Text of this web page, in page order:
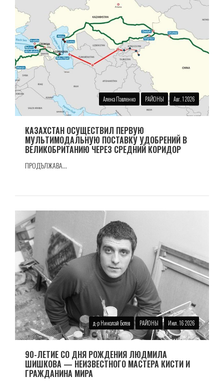
Алена Павленко РАЙОНЫ Авг. 1 2026
КАЗАХСТАН ОСУЩЕСТВИЛ ПЕРВУЮ
МУЛЬТИМОДАЛЬНУЮ ПОСТАВКУ УДОБРЕНИЙ В
ВЕЛИКОБРИТАНИЮ ЧЕРЕЗ СРЕДНИЙ КОРИДОР
ПРОДЪЛЖАВА...
д-р Николай Ботев РАЙОНЫ Июл. 16 2026
90-ЛЕТИЕ СО ДНЯ РОЖДЕНИЯ ЛЮДМИЛА
ШИШКОВА — НЕИЗВЕСТНОГО МАСТЕРА КИСТИ И
ГРАЖДАНИНА МИРА